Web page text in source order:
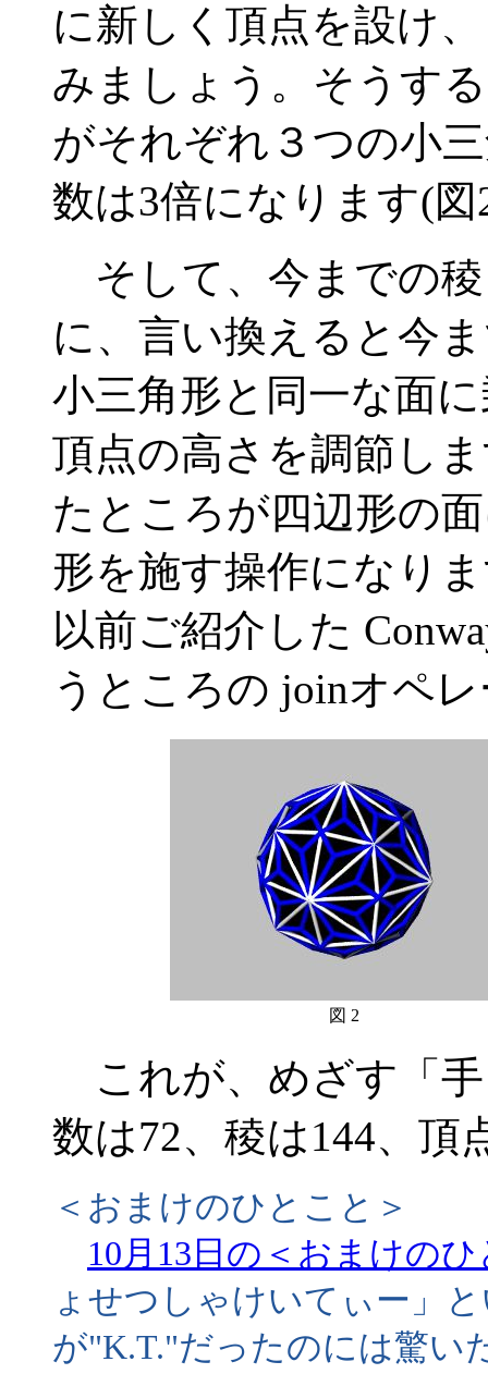
に新しく頂点を設け
みましょう。そうす
がそれぞれ３つの小
数は3倍になります(図
そして、今までの
に、言い換えると今
小三角形と同一な面
頂点の高さを調節し
たところが四辺形の
形を施す操作になり
以前ご紹介した
うところの joinオペ
図 2
これが、めざす「
数は72、稜は144、頂
＜おまけのひとこと＞
10月13日の＜おまけの
ょせつしゃけいてぃー」
が"K.T."だったのには驚い